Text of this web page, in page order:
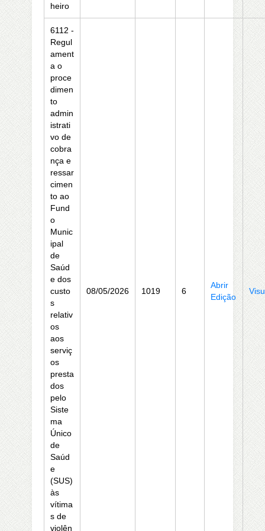
heiro
6112 -
Regul
ament
a o
proce
dimen
to
admin
istrati
vo de
cobra
nça e
ressar
cimen
to ao
Fund
o
Munic
ipal
de
Saúd
e dos
custo
s
relativ
os
aos
serviç
os
presta
dos
pelo
Siste
ma
Único
de
Saúd
e
(SUS)
às
vítima
s de
violên
08/05/2026 1019 6
Abrir
Edição